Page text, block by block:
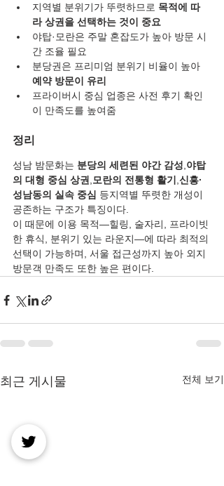
지역별 분위기가 뚜렷하므로 목적에 따
라 상권을 선택하는 것이 중요
야탑·모란은 주말 혼잡도가 높아 방문 시
간 조율 필요
분당권은 프리미엄 분위기 비율이 높아
예약 방문이 유리
프라이버시 중심 업종은 사전 후기 확인
이 만족도를 높여줌
정리
성남 밤문화는 분당의 세련된 야간 감성,야탑
의 대형 중심 상권,모란의 전통형 활기 ,신흥·
성남동의 실속 중심 등지역별 뚜렷한 개성이
공존하는 구조가 특징이다.
이 때문에 이용 목적—힐링, 술자리, 프라이빗
한 휴식, 분위기 있는 라운지—에 따라 최적의
선택이 가능하며, 서울 접근성까지 높아 외지
방문객 만족도 또한 높은 편이다.
최근 게시물 전체 보기